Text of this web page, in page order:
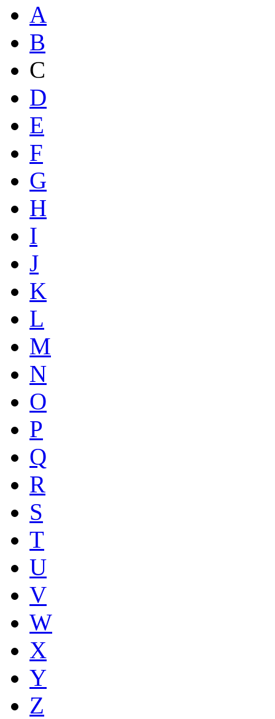
A
B
C
D
E
F
G
H
I
J
K
L
M
N
O
P
Q
R
S
T
U
V
W
X
Y
Z